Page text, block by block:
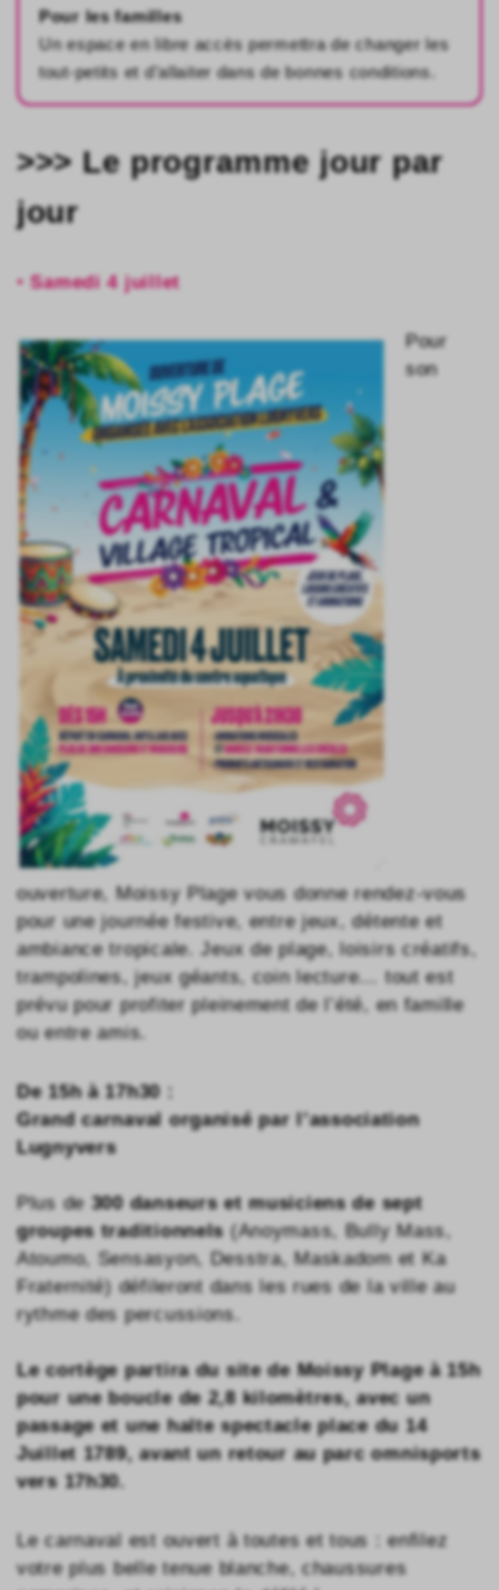
Pour les familles
Un espace en libre accès permettra de changer les
tout-petits et d’allaiter dans de bonnes conditions.
>>> Le programme jour par
jour
•Samedi 4 juillet
Pour
son
ouverture, Moissy Plage vous donne rendez-vous
pour une journée festive, entre jeux, détente et
ambiance tropicale. Jeux de plage, loisirs créatifs,
trampolines, jeux géants, coin lecture… tout est
prévu pour profiter pleinement de l’été, en famille
ou entre amis.
De 15h à 17h30 :
Grand carnaval organisé par l’association
Lugnyvers
Plus de 300 danseurs et musiciens de sept
groupes traditionnels(Anoymass, Bully Mass,
Atoumo, Sensasyon, Desstra, Maskadom et Ka
Fraternité) défileront dans les rues de la ville au
rythme des percussions.
Le cortège partira du site de Moissy Plage à 15h
pour une boucle de 2,8 kilomètres, avec un
passage et une halte spectacle place du 14
Juillet 1789, avant un retour au parc omnisports
vers 17h30.
Le carnaval est ouvert à toutes et tous : enfilez
votre plus belle tenue blanche, chaussures